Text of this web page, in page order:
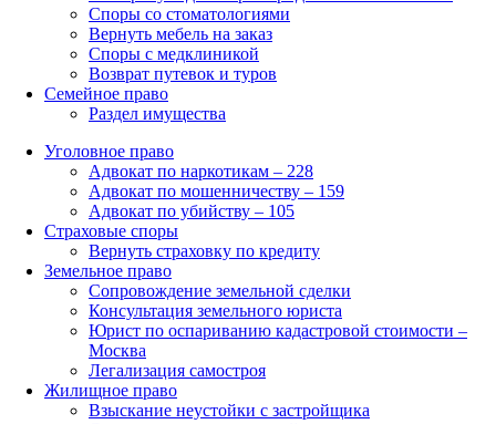
Споры со стоматологиями
Вернуть мебель на заказ
Споры с медклиникой
Возврат путевок и туров
Семейное право
Раздел имущества
Уголовное право
Адвокат по наркотикам – 228
Адвокат по мошенничеству – 159
Адвокат по убийству – 105
Страховые споры
Вернуть страховку по кредиту
Земельное право
Сопровождение земельной сделки
Консультация земельного юриста
Юрист по оспариванию кадастровой стоимости –
Москва
Легализация самостроя
Жилищное право
Взыскание неустойки с застройщика